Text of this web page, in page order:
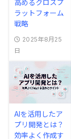
高めるクロスプ
ラットフォーム
戦略
2025年8月25
日
AIを活用したア
プリ開発とは？
効率よく作成す